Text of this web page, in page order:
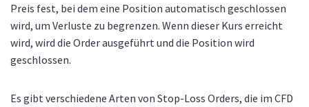
Preis fest, bei dem eine Position automatisch geschlossen
wird, um Verluste zu begrenzen. Wenn dieser Kurs erreicht
wird, wird die Order ausgeführt und die Position wird
geschlossen.
Es gibt verschiedene Arten von Stop-Loss Orders, die im CFD